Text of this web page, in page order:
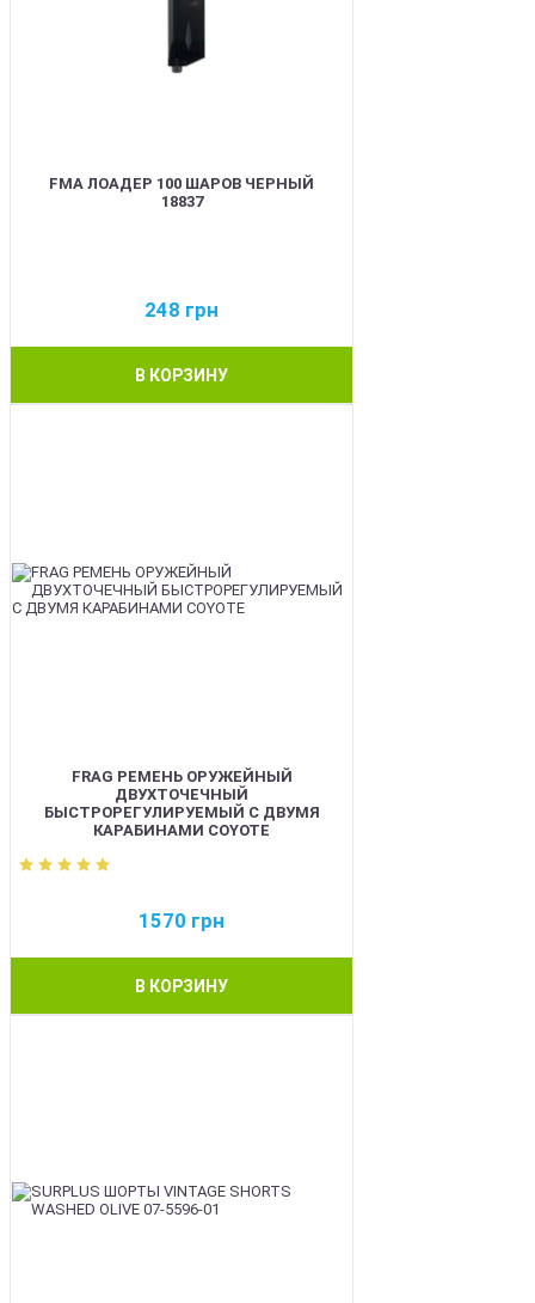
FMA ЛОАДЕР 100 ШАРОВ ЧЕРНЫЙ
18837
248 грн
В КОРЗИНУ
FRAG РЕМЕНЬ ОРУЖЕЙНЫЙ
ДВУХТОЧЕЧНЫЙ
БЫСТРОРЕГУЛИРУЕМЫЙ С ДВУМЯ
КАРАБИНАМИ COYOTE
1570 грн
В КОРЗИНУ